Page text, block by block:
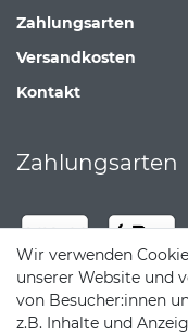
Zahlungsarten
Versandkosten
Kontakt
Zahlungsarten
Wir verwenden
unserer Website und
von Besucher:innen
z.B. Inhalte und